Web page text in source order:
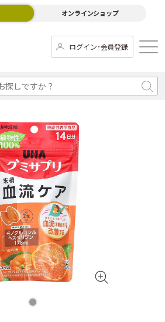
オンラインショップ
ログイン･会員登録